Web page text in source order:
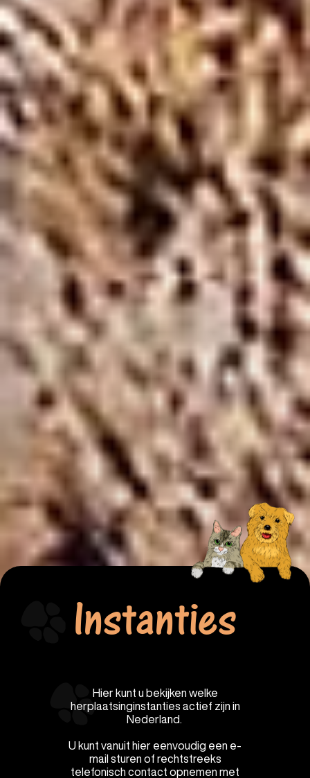
Instanties
Hier kunt u bekijken welke
herplaatsinginstanties actief zijn in
Nederland.
U kunt vanuit hier eenvoudig een e-
mail sturen of rechtstreeks
telefonisch contact opnemen met